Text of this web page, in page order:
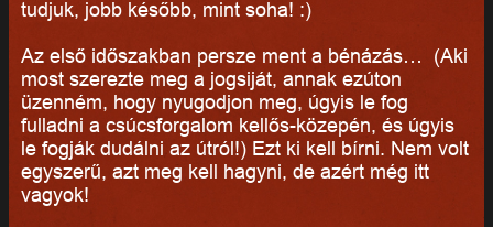
tudjuk, jobb később, mint soha! :)
Az első időszakban persze ment a bénázás… (Aki
most szerezte meg a jogsiját, annak ezúton
üzenném, hogy nyugodjon meg, úgyis le fog
fulladni a csúcsforgalom kellős-közepén, és úgyis
le fogják dudálni az útról!) Ezt ki kell bírni. Nem volt
egyszerű, azt meg kell hagyni, de azért még itt
vagyok!